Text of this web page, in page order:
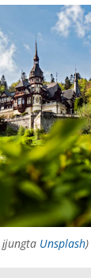
įjungta Unsplash)